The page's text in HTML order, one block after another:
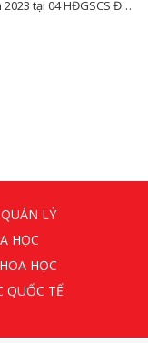
LÝ
HỌC
HỌC
QUỐC TẾ